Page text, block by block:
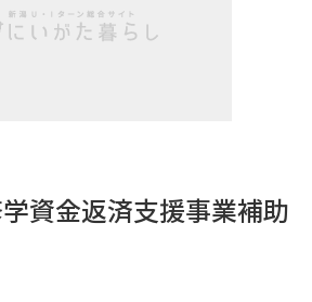
学資金返済支援事業補助